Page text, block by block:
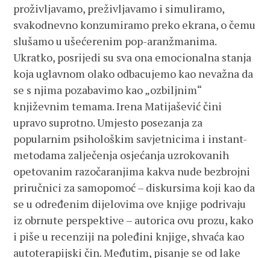
proživljavamo, preživljavamo i simuliramo,
svakodnevno konzumiramo preko ekrana, o čemu
slušamo u ušećerenim pop-aranžmanima.
Ukratko, posrijedi su sva ona emocionalna stanja
koja uglavnom olako odbacujemo kao nevažna da
se s njima pozabavimo kao „ozbiljnim“
književnim temama. Irena Matijašević čini
upravo suprotno. Umjesto posezanja za
popularnim psihološkim savjetnicima i instant-
metodama zalječenja osjećanja uzrokovanih
opetovanim razočaranjima kakva nude bezbrojni
priručnici za samopomoć – diskursima koji kao da
se u određenim dijelovima ove knjige podrivaju
iz obrnute perspektive – autorica ovu prozu, kako
i piše u recenziji na poleđini knjige, shvaća kao
autoterapijski čin. Međutim, pisanje se od lake